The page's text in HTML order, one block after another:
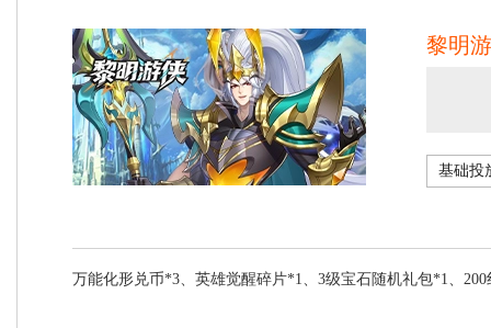
黎明
万能化形兑币*3、英雄觉醒碎片*1、3级宝石随机礼包*1、200